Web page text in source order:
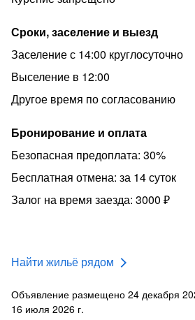
Сроки, заселение и выезд
Заселение с 14:00 круглосуточно
Выселение в 12:00
Другое время по согласованию
Бронирование и оплата
Безопасная предоплата: 30%
Бесплатная отмена: за 14 суток
Залог на время заезда: 3000 ₽
Найти жильё рядом
Объявление размещено 24 декабря
16 июля 2026 г.